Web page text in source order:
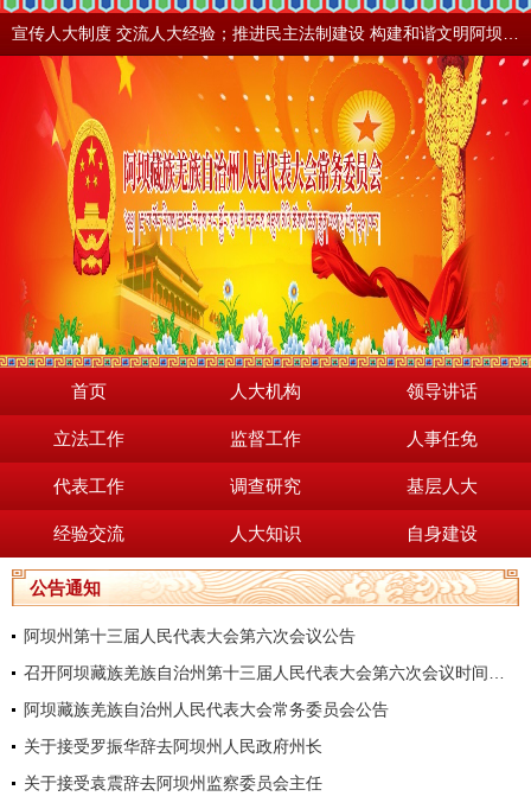
首页 人大机构 领导讲话
立法工作 监督工作 人事任免
代表工作 调查研究 基层人大
经验交流 人大知识 自身建设
公告通知
阿坝州第十三届人民代表大会第六次会议公告
阿坝藏族羌族自治州人民代表大会常务委员会公告
关于接受罗振华辞去阿坝州人民政府州长
关于接受袁震辞去阿坝州监察委员会主任